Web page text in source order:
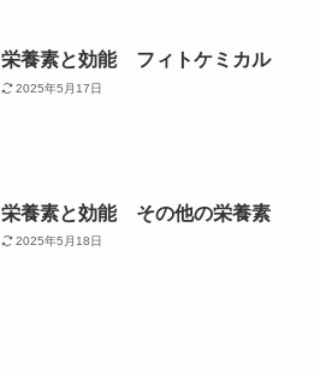
栄養素と効能 フィトケミカル
2025年5月17日
栄養素と効能 その他の栄養素
2025年5月18日